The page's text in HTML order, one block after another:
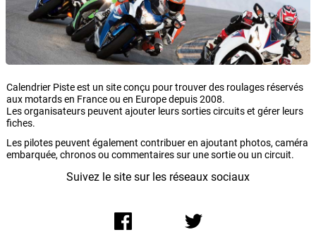
Calendrier Piste est un site conçu pour trouver des roulages réservés
aux motards en France ou en Europe depuis 2008.
Les organisateurs peuvent ajouter leurs sorties circuits et gérer leurs
fiches.
Les pilotes peuvent également contribuer en ajoutant photos, caméra
embarquée, chronos ou commentaires sur une sortie ou un circuit.
Suivez le site sur les réseaux sociaux